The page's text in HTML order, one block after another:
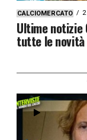
CALCIOMERCATO
Ultime notizie
tutte le